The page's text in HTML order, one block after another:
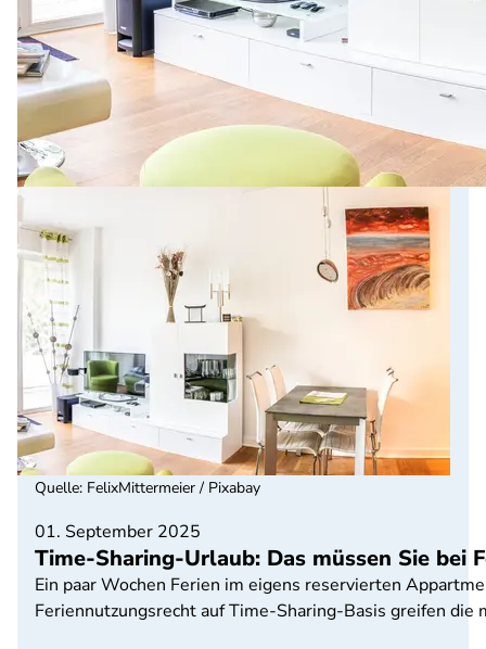
01. September 2025
Time-Sharing-Urlaub: Das müssen Sie bei
Ein paar Wochen Ferien im eigens reservierten
Feriennutzungsrecht auf Time-Sharing-Basis greifen die
Quelle: FelixMittermeier / Pixabay